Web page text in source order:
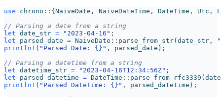
use chrono :: { NaiveDate , NaiveDateTime , DateTime , Utc ,
let date_str = "2023-04-16" ;
let
parsed_date = NaiveDate :: parse_from_str( date_str ,
println! ( "Parsed Date: {} " , parsed_date );
let datetime_str = "2023-04-16T12:34:56Z" ;
let
parsed_datetime = DateTime :: parse_from_rfc3339 (
println! ( "Parsed DateTime: {} " , parsed_datetime );